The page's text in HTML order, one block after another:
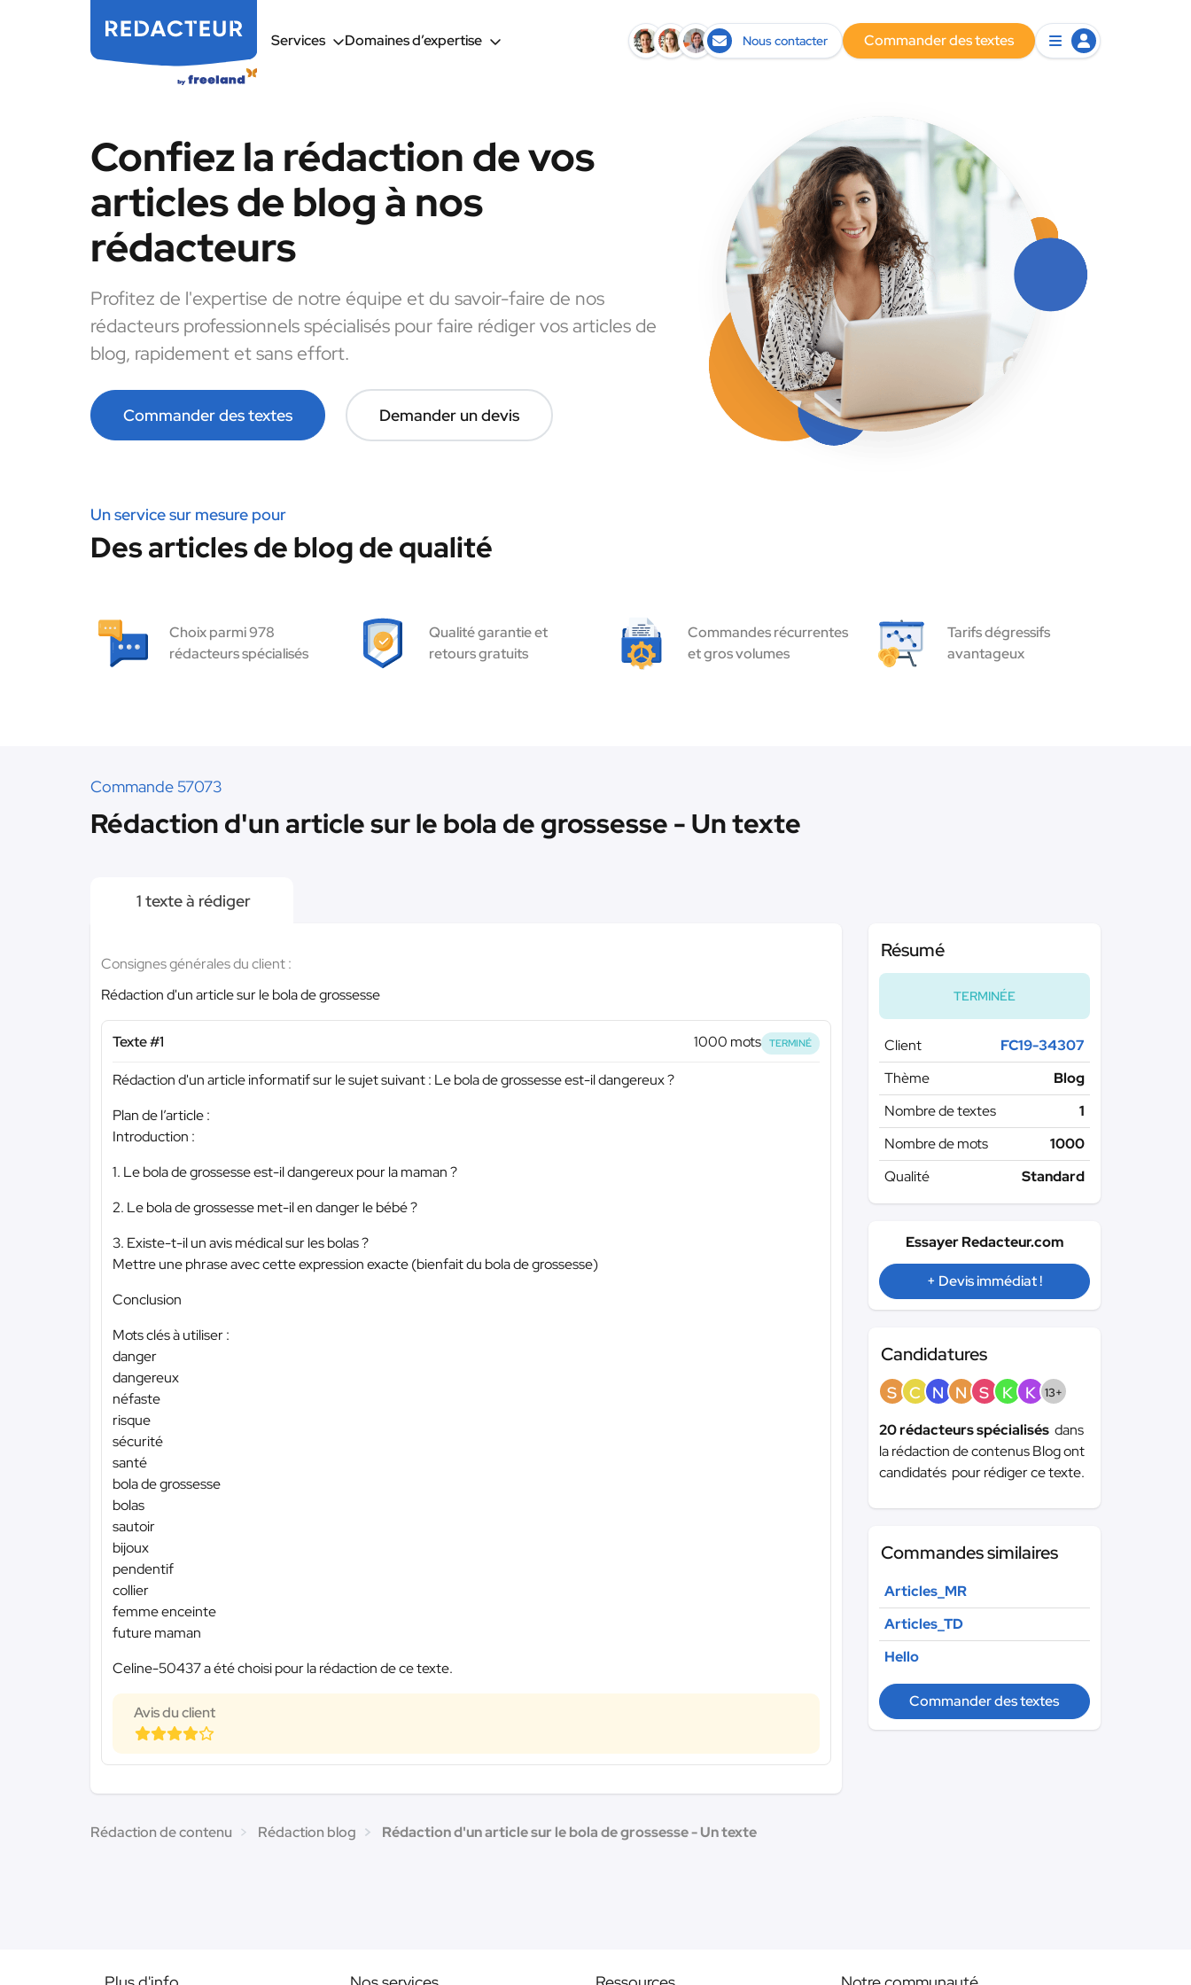
Services Domaines d’expertise Nous contacter Commander des textes
Confiez la rédaction de vos
articles de blog à nos
rédacteurs
Profitez de l'expertise de notre équipe et du savoir-faire de nos
rédacteurs professionnels spécialisés pour faire rédiger vos articles de
blog, rapidement et sans effort.
Commander des textes Demander un devis
Un service sur mesure pour
Des articles de blog de qualité
Choix parmi 978
rédacteurs spécialisés
Qualité garantie et
retours gratuits
Commandes récurrentes
et gros volumes
Tarifs dégressifs
avantageux
Commande 57073
Rédaction d'un article sur le bola de grossesse - Un texte
1 texte à rédiger
Consignes générales du client :
Rédaction d'un article sur le bola de grossesse
Texte #1 1000 mots TERMINÉ
Rédaction d'un article informatif sur le sujet suivant : Le bola de grossesse est-il dangereux ?
Plan de l’article :
Introduction :
1. Le bola de grossesse est-il dangereux pour la maman ?
2. Le bola de grossesse met-il en danger le bébé ?
3. Existe-t-il un avis médical sur les bolas ?
Mettre une phrase avec cette expression exacte (bienfait du bola de grossesse)
Conclusion
Mots clés à utiliser :
danger
dangereux
néfaste
risque
sécurité
santé
bola de grossesse
bolas
sautoir
bijoux
pendentif
collier
femme enceinte
future maman
Celine-50437 a été choisi pour la rédaction de ce texte.
Avis du client
Résumé
TERMINÉE
Client
FC19-34307
Thème
Blog
Nombre de textes
1
Nombre de mots
1000
Qualité
Standard
Essayer Redacteur.com
+ Devis immédiat !
Candidatures
S C N N S K K 13+
20 rédacteurs spécialisés dans
la rédaction de contenus Blog ont
candidatés pour rédiger ce texte.
Commandes similaires
Articles_MR
Articles_TD
Hello
Commander des textes
Rédaction de contenu Rédaction blog Rédaction d'un article sur le bola de grossesse - Un texte